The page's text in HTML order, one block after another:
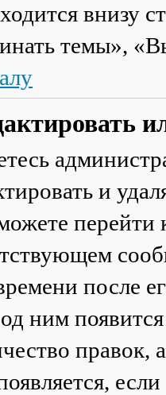
внизу
темы»,
и
перейти
после
ним
правок,